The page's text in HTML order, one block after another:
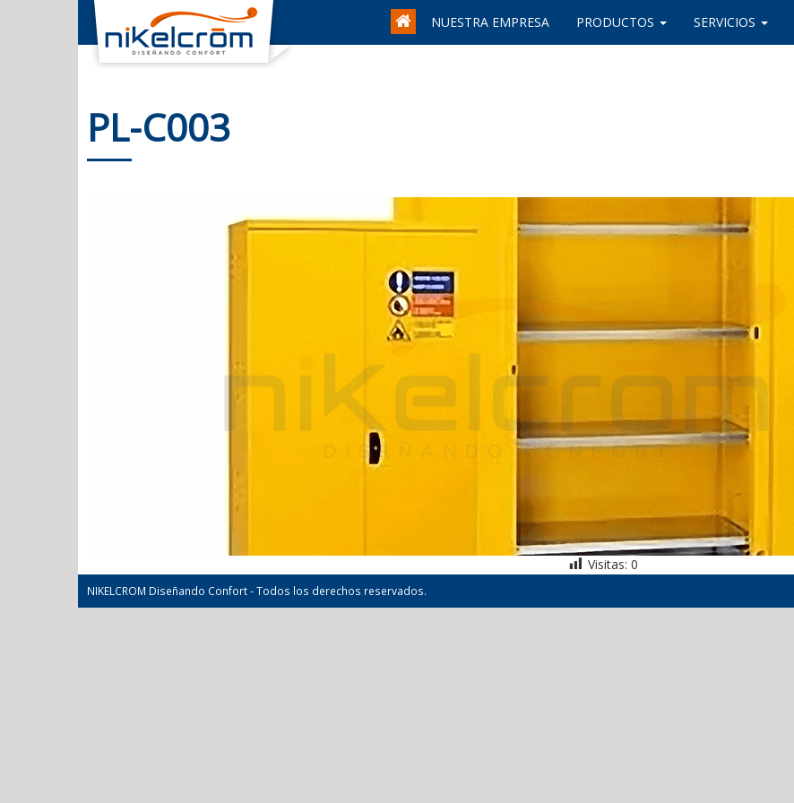
NUESTRA EMPRESA PRODUCTOS SERVICIOS
PL-C003
Visitas: 0
NIKELCROM Diseñando Confort - Todos los derechos reservados.